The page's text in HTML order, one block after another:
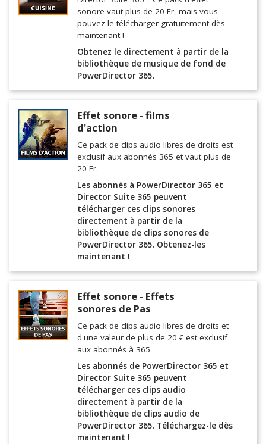
sonore vaut plus de 20 Fr, mais vous
pouvez le télécharger gratuitement dès
maintenant !
Obtenez le directement à partir de la
bibliothèque de musique de fond de
PowerDirector 365.
Effet sonore - films
d'action
Ce pack de clips audio libres de droits est
exclusif aux abonnés 365 et vaut plus de
20 Fr.
Les abonnés à PowerDirector 365 et
Director Suite 365 peuvent
télécharger ces clips sonores
directement à partir de la
bibliothèque de clips sonores de
PowerDirector 365. Obtenez-les
maintenant !
Effet sonore - Effets
sonores de Pas
Ce pack de clips audio libres de droits et
d'une valeur de plus de 20 € est exclusif
aux abonnés à 365.
Les abonnés de PowerDirector 365 et
Director Suite 365 peuvent
télécharger ces clips audio
directement à partir de la
bibliothèque de clips audio de
PowerDirector 365. Téléchargez-le dès
maintenant !